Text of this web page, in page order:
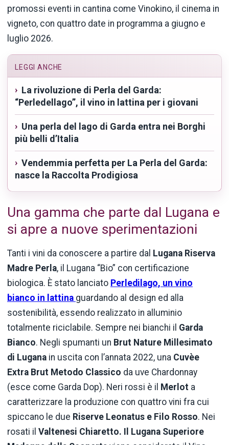
promossi eventi in cantina come Vinokino, il cinema in
vigneto, con quattro date in programma a giugno e
luglio 2026.
LEGGI ANCHE
La rivoluzione di Perla del Garda:
“Perledellago”, il vino in lattina per i giovani
Una perla del lago di Garda entra nei Borghi
più belli d’Italia
Vendemmia perfetta per La Perla del Garda:
nasce la Raccolta Prodigiosa
Una gamma che parte dal Lugana e
si apre a nuove sperimentazioni
Tanti i vini da conoscere a partire dal Lugana Riserva
Madre Perla, il Lugana “Bio” con certificazione
biologica. È stato lanciato Perledilago, un vino
bianco in lattina guardando al design ed alla
sostenibilità, essendo realizzato in alluminio
totalmente riciclabile. Sempre nei bianchi il Garda
Bianco. Negli spumanti un Brut Nature Millesimato
di Lugana in uscita con l’annata 2022, una Cuvèe
Extra Brut Metodo Classico da uve Chardonnay
(esce come Garda Dop). Neri rossi è il Merlot a
caratterizzare la produzione con quattro vini fra cui
spiccano le due Riserve Leonatus e Filo Rosso. Nei
rosati il Valtenesi Chiaretto. Il Lugana Superiore